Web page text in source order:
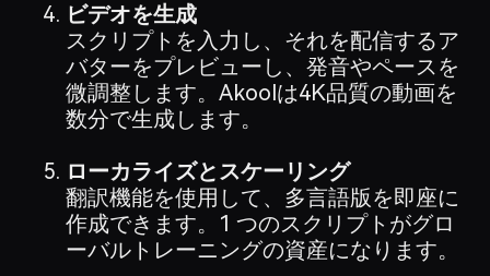
ビデオを生成
スクリプトを入力し、それを配信するア
バターをプレビューし、発音やペースを
微調整します。Akoolは4K品質の動画を
数分で生成します。
ローカライズとスケーリング
翻訳機能を使用して、多言語版を即座に
作成できます。1 つのスクリプトがグロ
ーバルトレーニングの資産になります。